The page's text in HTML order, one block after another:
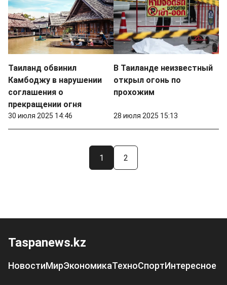
Таиланд обвинил
Камбоджу в нарушении
соглашения о
прекращении огня
30 июля 2025 14:46
В Таиланде неизвестный
открыл огонь по
прохожим
28 июля 2025 15:13
1 2
Taspanews.kz
НовостиМирЭкономикаТехноСпортИнтересное